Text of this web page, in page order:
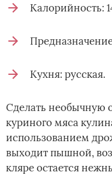
Калорийность:
Кухня: русская.
Сделать необычную
куриного мяса
использованием
выходит пышной,
кляре остается